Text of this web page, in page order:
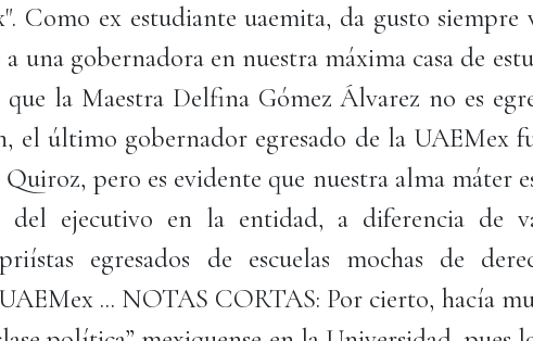
Como ex estudiante uaemita, da gusto siempre
una gobernadora en nuestra máxima casa de
que la Maestra Delfina Gómez Álvarez no es
el último gobernador egresado de la UAEMex
pero es evidente que nuestra alma máter
ejecutivo en la entidad, a diferencia de
egresados de escuelas mochas de
... NOTAS CORTAS: Por cierto, hacía